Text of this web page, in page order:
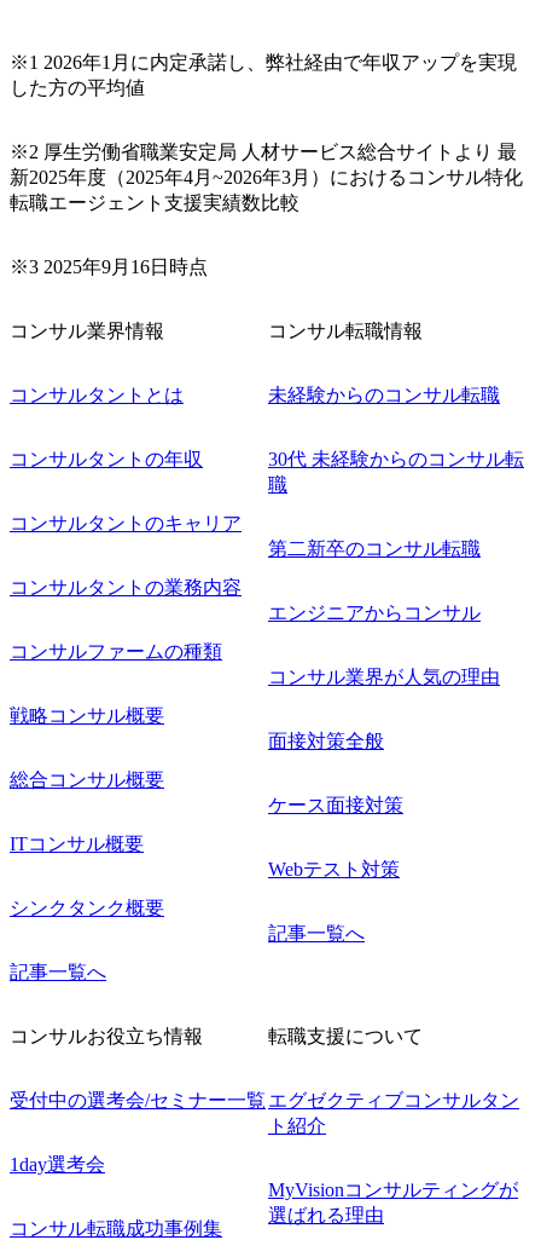
※1 2026年1月に内定承諾し、弊社経由で年収アップを実現
した方の平均値
※2 厚生労働省職業安定局 人材サービス総合サイトより 最
新2025年度（2025年4月~2026年3月）におけるコンサル特化
転職エージェント支援実績数比較
※3 2025年9月16日時点
コンサル業界情報
コンサルタントとは
コンサルタントの年収
コンサルタントのキャリア
コンサルタントの業務内容
コンサルファームの種類
戦略コンサル概要
総合コンサル概要
ITコンサル概要
シンクタンク概要
記事一覧へ
コンサル転職情報
未経験からのコンサル転職
30代 未経験からのコンサル転
職
第二新卒のコンサル転職
エンジニアからコンサル
コンサル業界が人気の理由
面接対策全般
ケース面接対策
Webテスト対策
記事一覧へ
コンサルお役立ち情報
受付中の選考会/セミナー一覧
1day選考会
コンサル転職成功事例集
転職支援について
エグゼクティブコンサルタン
ト紹介
MyVisionコンサルティングが
選ばれる理由